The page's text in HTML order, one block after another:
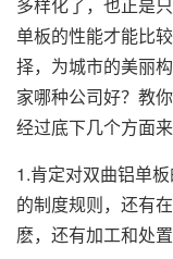
单板的性能才能比
择，为城市的美丽
家哪种公司好？教
经过底下几个方面
1.肯定对双曲铝单
的制度规则，还有
麽，还有加工和处